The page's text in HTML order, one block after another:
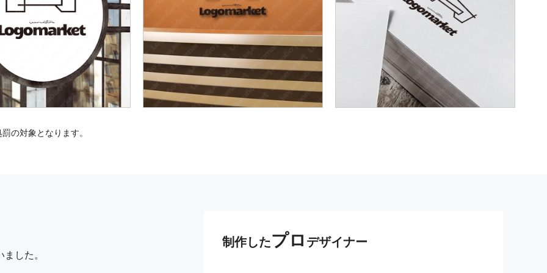
の対象となります。
した。
制作したプロ デザイナー